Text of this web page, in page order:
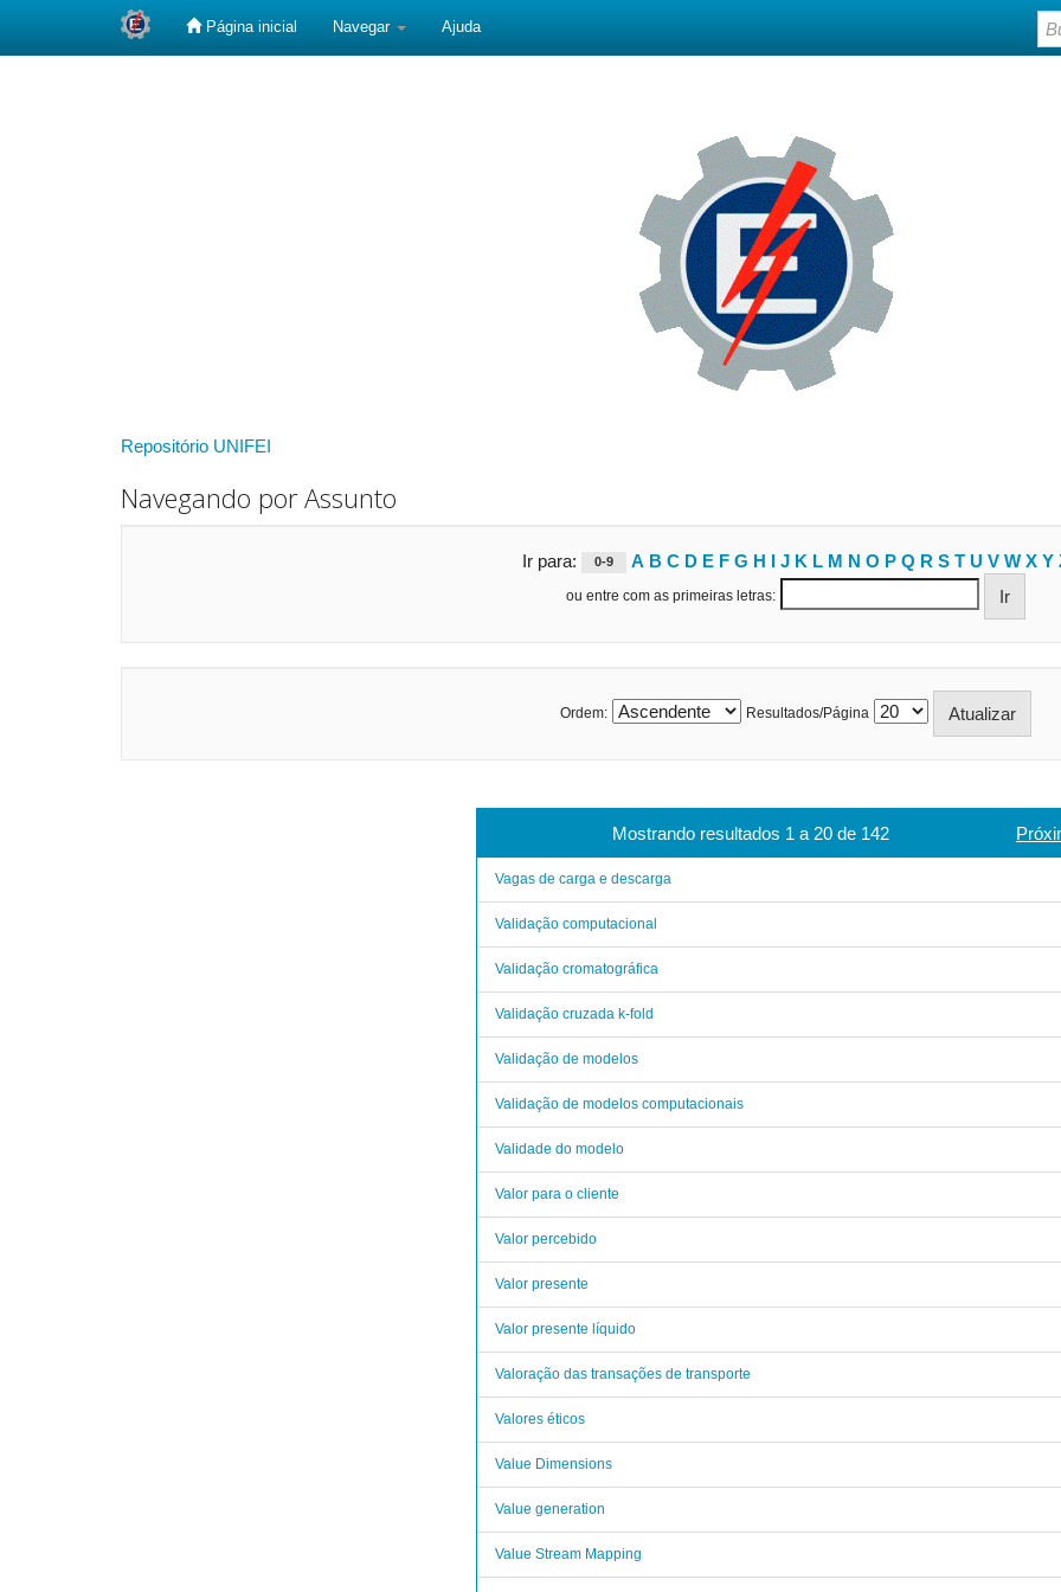
Página inicial Navegar Ajuda
Repositório UNIFEI
Navegando por Assunto
Ir para: 0-9 A B C D E F G H I J K L M N O P Q R S T U V W X Y
ou entre com as primeiras letras:
Ordem: Resultados/Página
Mostrando resultados 1 a 20 de 142
Vagas de carga e descarga
Validação computacional
Validação cromatográfica
Validação cruzada k-fold
Validação de modelos
Validação de modelos computacionais
Validade do modelo
Valor para o cliente
Valor percebido
Valor presente
Valor presente líquido
Valoração das transações de transporte
Valores éticos
Value Dimensions
Value generation
Value Stream Mapping